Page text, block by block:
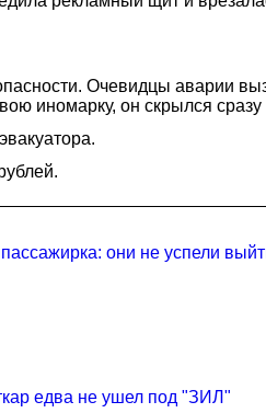
Очевидцы аварии
иномарку, он скрылся
они не успели
едва не ушел под "ЗИЛ"